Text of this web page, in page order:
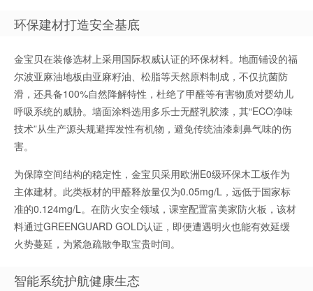
环保建材打造安全基底
金宝贝在装修选材上采用国际权威认证的环保材料。地面铺设的福
尔波亚麻油地板由亚麻籽油、松脂等天然原料制成，不仅抗菌防
滑，还具备100%自然降解特性，杜绝了甲醛等有害物质对婴幼儿
呼吸系统的威胁。墙面涂料选用多乐士无醛乳胶漆，其“ECO净味
技术”从生产源头规避挥发性有机物，避免传统油漆刺鼻气味的伤
害。
为保障空间结构的稳定性，金宝贝采用欧洲E0级环保木工板作为
主体建材。此类板材的甲醛释放量仅为0.05mg/L，远低于国家标
准的0.124mg/L。在防火安全领域，课室配置富美家防火板，该材
料通过GREENGUARD GOLD认证，即便遭遇明火也能有效延缓
火势蔓延，为紧急疏散争取宝贵时间。
智能系统护航健康生态